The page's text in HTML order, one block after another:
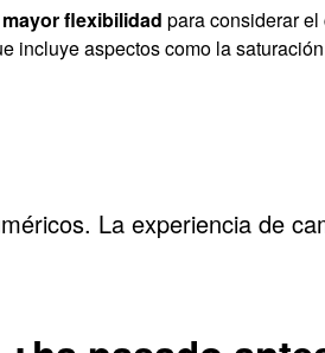
mayor flexibilidad para considerar el
incluye aspectos como la
La experiencia de